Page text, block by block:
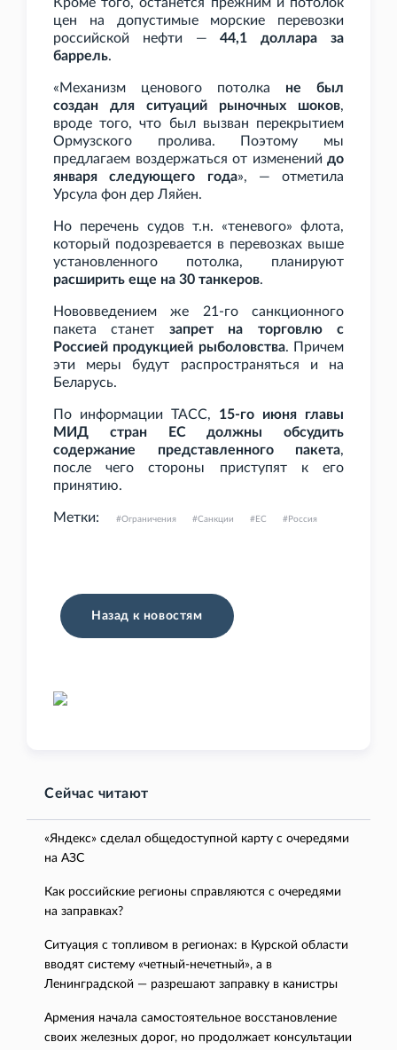
цен на допустимые морские перевозки
российской нефти —44,1 доллара за
баррель.
«Механизм ценового потолка не был
создан для ситуаций рыночных шоков,
вроде того, что был вызван перекрытием
Ормузского пролива. Поэтому мы
предлагаем воздержаться от изменений до
января следующего года», — отметила
Урсула фон дер Ляйен.
Но перечень судов т.н. «теневого» флота,
который подозревается в перевозках выше
установленного потолка, планируют
расширить еще на 30 танкеров.
Нововведением же 21-го санкционного
пакета станет запрет на торговлю с
Россией продукцией рыболовства. Причем
эти меры будут распространяться и на
Беларусь.
По информации ТАСС, 15-го июня главы
МИД стран ЕС должны обсудить
содержание представленного пакета,
после чего стороны приступят к его
принятию.
Метки: Ограничения Санкции ЕС Россия
Назад к новостям
Сейчас читают
«Яндекс» сделал общедоступной карту с очередями
на АЗС
Как российские регионы справляются с очередями
на заправках?
Ситуация с топливом в регионах: в Курской области
вводят систему «четный-нечетный», а в
Ленинградской — разрешают заправку в канистры
Армения начала самостоятельное восстановление
своих железных дорог, но продолжает консультации